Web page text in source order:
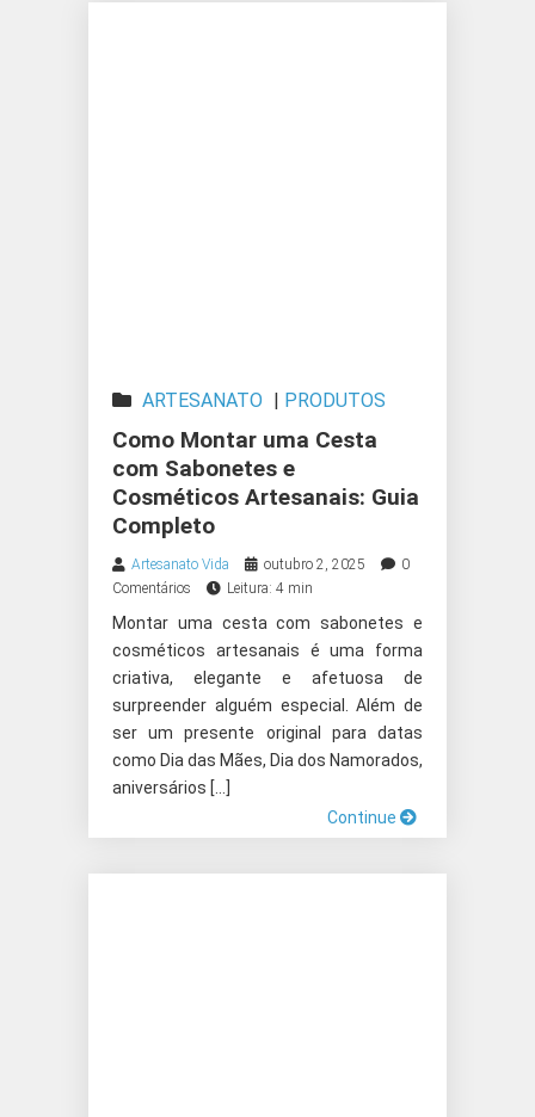
ARTESANATO | PRODUTOS
ARTESANAIS |SABONETE
ARTESANAL |SABONETES
ARTESANAIS
Como Montar uma Cesta
com Sabonetes e
Cosméticos Artesanais: Guia
Completo
Artesanato Vida outubro 2, 2025
0
Comentários
Leitura: 4 min
Montar uma cesta com sabonetes e
cosméticos artesanais é uma forma
criativa, elegante e afetuosa de
surpreender alguém especial. Além de
ser um presente original para datas
como Dia das Mães, Dia dos Namorados,
aniversários […]
Continue